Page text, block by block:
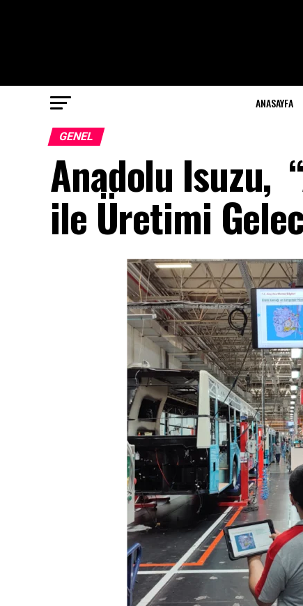
ANASAYFA
GENEL
Anadolu Isuzu,
ile Üretimi